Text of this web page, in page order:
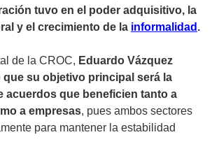
tuvo en el poder adquisitivo, la
y el crecimiento de la informalidad .
de la CROC, Eduardo Vázquez
que su objetivo principal será la
acuerdos que beneficien tanto a
a empresas, pues ambos sectores
para mantener la estabilidad